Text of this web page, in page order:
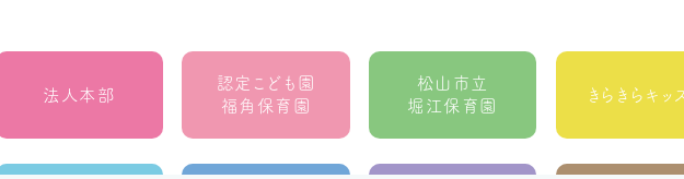
法人本部
認定こども園
福角保育園
松山市立
堀江保育園
きらきらキッ